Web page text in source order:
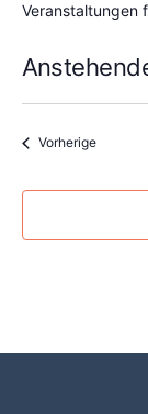
Veranstaltungen
Vorherige